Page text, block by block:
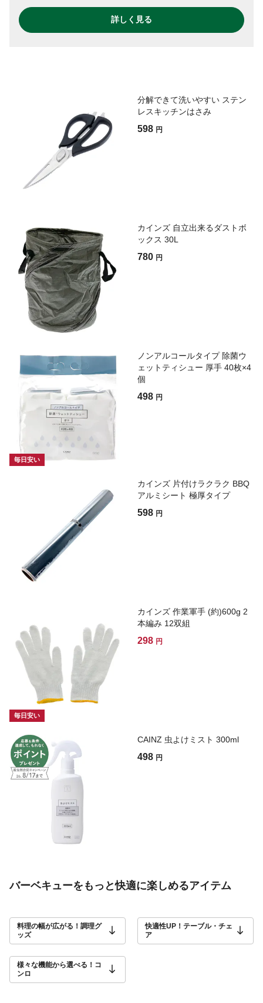
詳しく見る
分解できて洗いやすい ステン
レスキッチンはさみ
598 円
カインズ 自立出来るダストボ
ックス 30L
780 円
毎日安い
ノンアルコールタイプ 除菌ウ
ェットティシュー 厚手 40枚×4
個
498 円
カインズ 片付けラクラク BBQ
アルミシート 極厚タイプ
598 円
毎日安い
カインズ 作業軍手 (約)600g 2
本編み 12双組
298 円
CAINZ 虫よけミスト 300ml
498 円
バーベキューをもっと快適に楽しめるアイテム
料理の幅が広がる！調理グ
ッズ
快適性UP！テーブル・チェ
ア
様々な機能から選べる！コ
ンロ